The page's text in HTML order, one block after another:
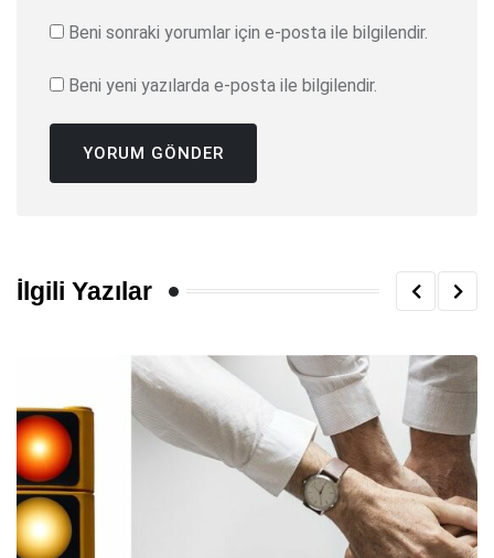
Beni sonraki yorumlar için e-posta ile bilgilendir.
Beni yeni yazılarda e-posta ile bilgilendir.
İlgili Yazılar